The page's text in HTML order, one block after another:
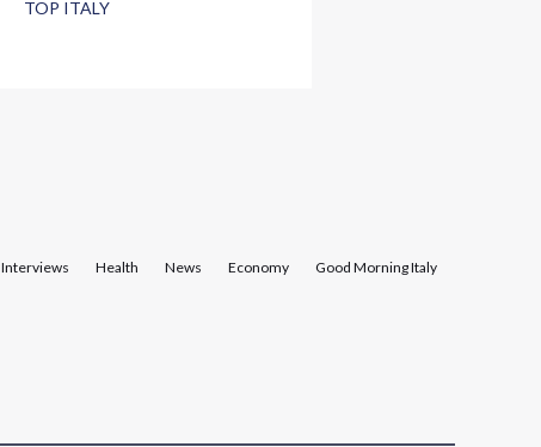
TOP ITALY
Interviews Health News Economy Good Morning Italy